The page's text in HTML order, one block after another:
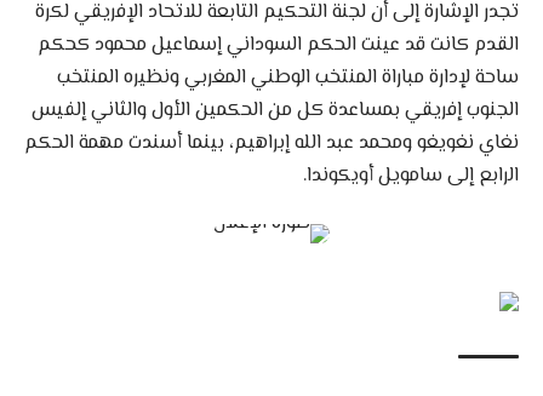
تجدر الإشارة إلى أن لجنة التحكيم التابعة للاتحاد الإفريقي لكرة
القدم كانت قد عينت الحكم السوداني إسماعيل محمود كحكم
ساحة لإدارة مباراة المنتخب الوطني المغربي ونظيره المنتخب
الجنوب إفريقي بمساعدة كل من الحكمين الأول والثاني إلفيس
نغاي نغويغو ومحمد عبد الله إبراهيم، بينما أسندت مهمة الحكم
الرابع إلى سامويل أويكوندا.